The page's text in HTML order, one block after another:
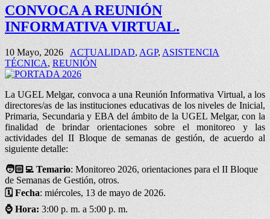
CONVOCA A REUNIÓN
INFORMATIVA VIRTUAL.
10 Mayo, 2026 ACTUALIDAD,AGP,ASISTENCIA
TÉCNICA,REUNIÓN
La UGEL Melgar, convoca a una Reunión Informativa Virtual, a los
directores/as de las instituciones educativas de los niveles de Inicial,
Primaria, Secundaria y EBA del ámbito de la UGEL Melgar, con la
finalidad de brindar orientaciones sobre el monitoreo y las
actividades del II Bloque de semanas de gestión, de acuerdo al
siguiente detalle:
🧑🏻‍💻 Temario: Monitoreo 2026, orientaciones para el II Bloque
de Semanas de Gestión, otros.
🗓️Fecha: miércoles, 13 de mayo de 2026.
⌚Hora: 3:00 p. m. a 5:00 p. m.